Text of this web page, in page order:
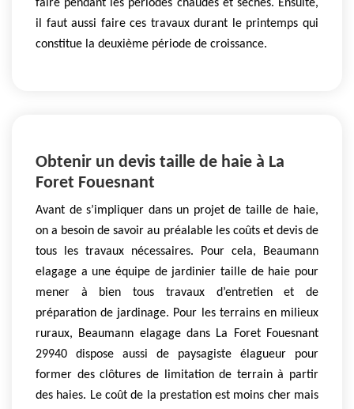
faire pendant les périodes chaudes et sèches. Ensuite,
il faut aussi faire ces travaux durant le printemps qui
constitue la deuxième période de croissance.
Obtenir un devis taille de haie à La
Foret Fouesnant
Avant de s’impliquer dans un projet de taille de haie,
on a besoin de savoir au préalable les coûts et devis de
tous les travaux nécessaires. Pour cela, Beaumann
elagage a une équipe de jardinier taille de haie pour
mener à bien tous travaux d’entretien et de
préparation de jardinage. Pour les terrains en milieux
ruraux, Beaumann elagage dans La Foret Fouesnant
29940 dispose aussi de paysagiste élagueur pour
former des clôtures de limitation de terrain à partir
des haies. Le coût de la prestation est moins cher mais